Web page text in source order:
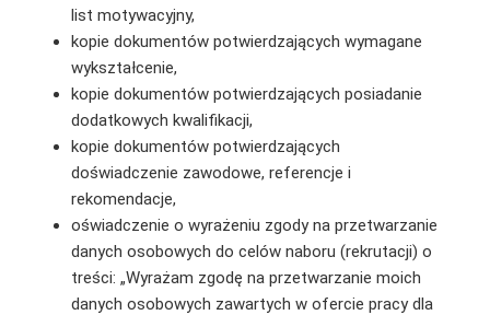
list motywacyjny,
kopie dokumentów potwierdzających wymagane
wykształcenie,
kopie dokumentów potwierdzających posiadanie
dodatkowych kwalifikacji,
kopie dokumentów potwierdzających
doświadczenie zawodowe, referencje i
rekomendacje,
oświadczenie o wyrażeniu zgody na przetwarzanie
danych osobowych do celów naboru (rekrutacji) o
treści: „Wyrażam zgodę na przetwarzanie moich
danych osobowych zawartych w ofercie pracy dla